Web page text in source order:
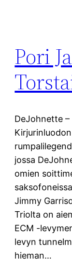
Pori
DeJohnette
jossa
omien
Jimmy
Triolta on
ECM -
levyn
hieman…